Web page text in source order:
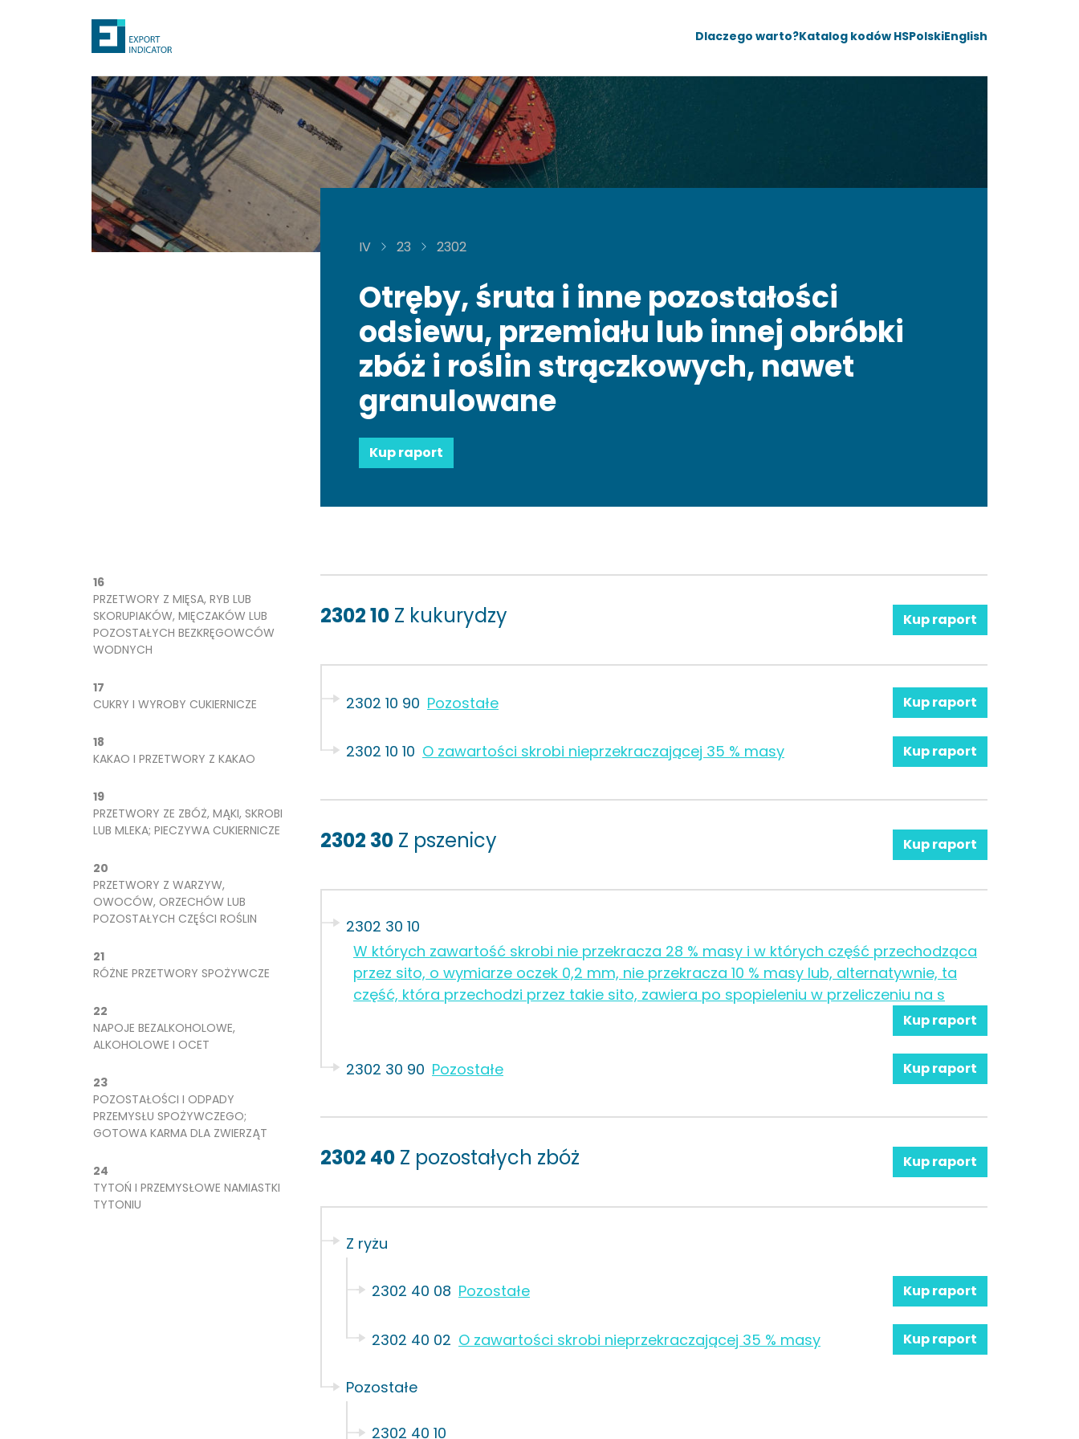
Dlaczego warto?Katalog kodów HSPolskiEnglish
IV 23 2302
Otręby, śruta i inne pozostałości
odsiewu, przemiału lub innej obróbki
zbóż i roślin strączkowych, nawet
granulowane
Kup raport
16
PRZETWORY Z MIĘSA, RYB LUB
SKORUPIAKÓW, MIĘCZAKÓW LUB
POZOSTAŁYCH BEZKRĘGOWCÓW
WODNYCH
17
CUKRY I WYROBY CUKIERNICZE
18
KAKAO I PRZETWORY Z KAKAO
19
PRZETWORY ZE ZBÓŻ, MĄKI, SKROBI
LUB MLEKA; PIECZYWA CUKIERNICZE
20
PRZETWORY Z WARZYW,
OWOCÓW, ORZECHÓW LUB
POZOSTAŁYCH CZĘŚCI ROŚLIN
21
RÓŻNE PRZETWORY SPOŻYWCZE
22
NAPOJE BEZALKOHOLOWE,
ALKOHOLOWE I OCET
23
POZOSTAŁOŚCI I ODPADY
PRZEMYSŁU SPOŻYWCZEGO;
GOTOWA KARMA DLA ZWIERZĄT
24
TYTOŃ I PRZEMYSŁOWE NAMIASTKI
TYTONIU
2302 10 Z kukurydzy Kup raport
2302 10 90 Pozostałe Kup raport
2302 10 10 O zawartości skrobi nieprzekraczającej 35 % masy Kup raport
2302 30 Z pszenicy Kup raport
2302 30 10
W których zawartość skrobi nie przekracza 28 % masy i w których część przechodząca
przez sito, o wymiarze oczek 0,2 mm, nie przekracza 10 % masy lub, alternatywnie, ta
część, która przechodzi przez takie sito, zawiera po spopieleniu w przeliczeniu na s
Kup raport
2302 30 90 Pozostałe Kup raport
2302 40 Z pozostałych zbóż Kup raport
Z ryżu
2302 40 08 Pozostałe Kup raport
2302 40 02 O zawartości skrobi nieprzekraczającej 35 % masy Kup raport
Pozostałe
2302 40 10